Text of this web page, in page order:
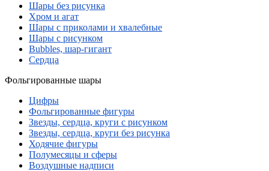
Шары без рисунка
Хром и агат
Шары с приколами и хвалебные
Шары с рисунком
Bubbles, шар-гигант
Сердца
Фольгированные шары
Цифры
Фольгированные фигуры
Звезды, сердца, круги с рисунком
Звезды, сердца, круги без рисунка
Ходячие фигуры
Полумесяцы и сферы
Воздушные надписи